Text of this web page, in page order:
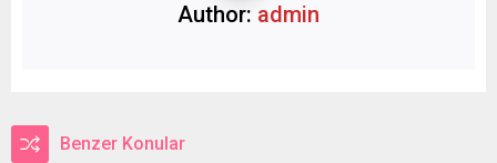
Author: admin
Benzer Konular